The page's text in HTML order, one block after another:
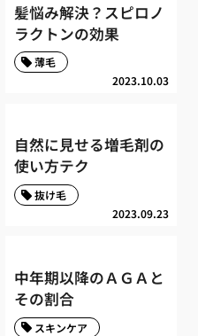
髪悩み解決？スピロノ
ラクトンの効果
2023.10.03
薄毛
自然に見せる増毛剤の
使い方テク
2023.09.23
抜け毛
中年期以降のＡＧＡと
その割合
スキンケア